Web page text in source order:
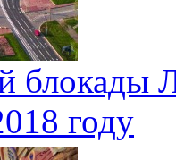
блокады
году